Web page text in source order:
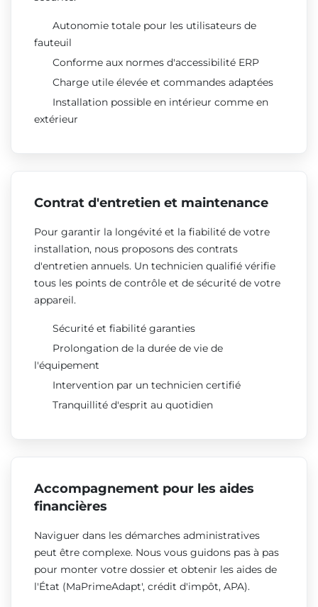
Autonomie totale pour les utilisateurs de
fauteuil
Conforme aux normes d'accessibilité ERP
Charge utile élevée et commandes adaptées
Installation possible en intérieur comme en
extérieur
Contrat d'entretien et maintenance
Pour garantir la longévité et la fiabilité de votre
installation, nous proposons des contrats
d'entretien annuels. Un technicien qualifié vérifie
tous les points de contrôle et de sécurité de votre
appareil.
Sécurité et fiabilité garanties
Prolongation de la durée de vie de
l'équipement
Intervention par un technicien certifié
Tranquillité d'esprit au quotidien
Accompagnement pour les aides
financières
Naviguer dans les démarches administratives
peut être complexe. Nous vous guidons pas à pas
pour monter votre dossier et obtenir les aides de
l'État (MaPrimeAdapt', crédit d'impôt, APA).